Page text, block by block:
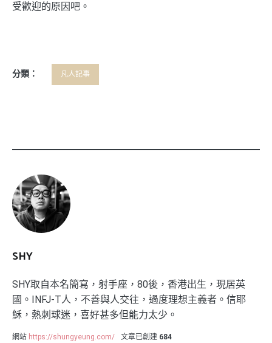
受歡迎的原因吧。
分類： 凡人記事
SHY
SHY取自本名簡寫，射手座，80後，香港出生，現居英
國。INFJ-T人，不善與人交往，過度理想主義者。信耶
穌，熱刺球迷，喜好甚多但能力太少。
網站 https://shungyeung.com/ 文章已創建 684